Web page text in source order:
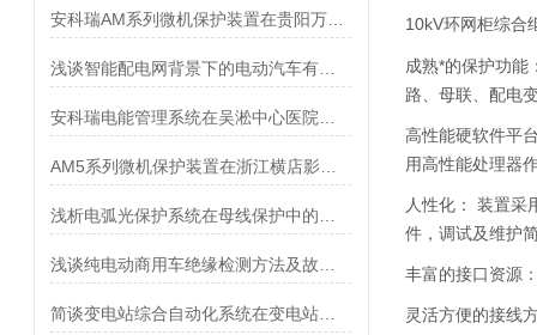
10kV环网柜综合
成熟*的保护功能
路、母联、配电
高性能硬软件平
用高性能处理器
人性化： 装置采
件，调试及维护
丰富的接口资源
灵活方便的接线